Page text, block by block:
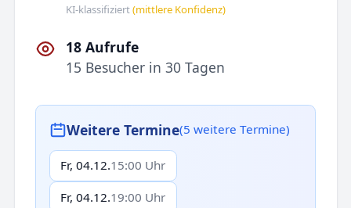
KI-klassifiziert(mittlere Konfidenz)
18 Aufrufe
15 Besucher in 30 Tagen
Weitere Termine(5 weitere Termine)
Fr, 04.12.15:00 Uhr
Fr, 04.12.19:00 Uhr